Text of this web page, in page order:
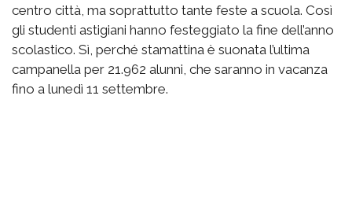
centro città, ma soprattutto tante feste a scuola. Così
gli studenti astigiani hanno festeggiato la fine dell’anno
scolastico. Sì, perché stamattina è suonata l’ultima
campanella per 21.962 alunni, che saranno in vacanza
fino a lunedì 11 settembre.